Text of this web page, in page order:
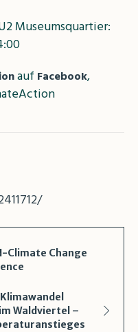
Museumsquartier:
auf Facebook,
Climate Change
Waldviertel –